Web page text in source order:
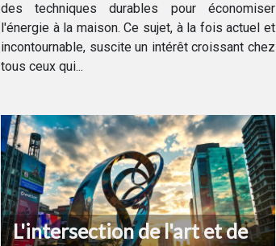
des techniques durables pour économiser
l'énergie à la maison. Ce sujet, à la fois actuel et
incontournable, suscite un intérêt croissant chez
tous ceux qui...
L'intersection de l'art et de